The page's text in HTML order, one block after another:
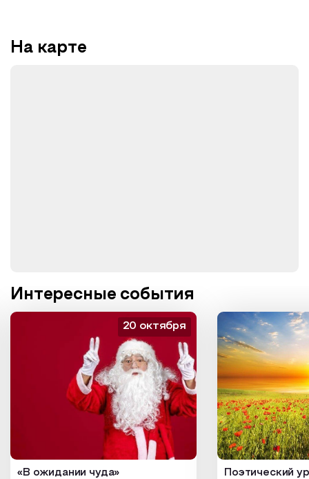
На карте
Интересные события
«В ожидании чуда»
20 октября
Поэтический